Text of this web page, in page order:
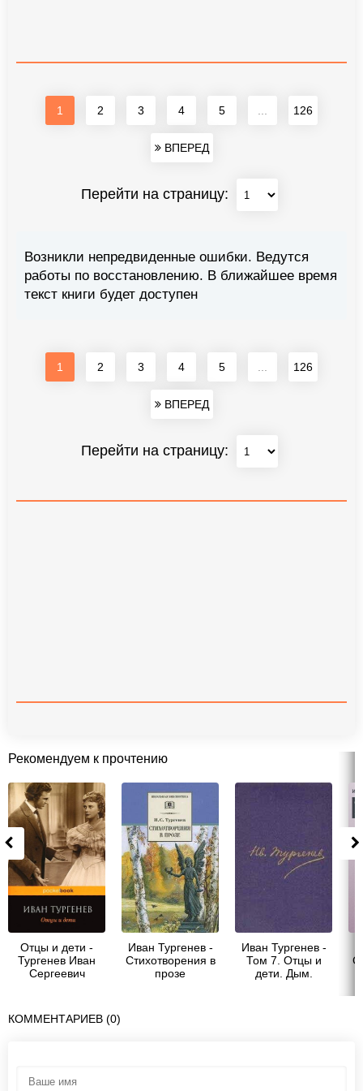
1 2 3 4 5 126
ВПЕРЕД
Перейти на страницу:
Возникли непредвиденные ошибки. Ведутся
работы по восстановлению. В ближайшее время
текст книги будет доступен
1 2 3 4 5 126
ВПЕРЕД
Перейти на страницу:
Рекомендуем к прочтению
Отцы и дети -
Тургенев Иван
Сергеевич
Иван Тургенев -
Стихотворения в
прозе
Иван Тургенев -
Том 7. Отцы и
дети. Дым.
КОММЕНТАРИЕВ (0)